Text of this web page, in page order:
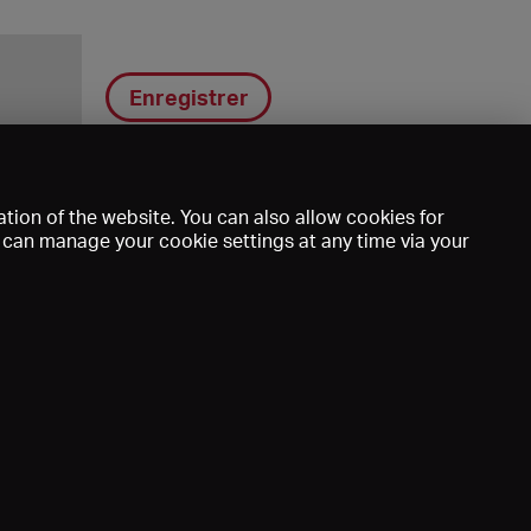
Enregistrer
of the website. You can also allow cookies for
manage your cookie settings at any time via your